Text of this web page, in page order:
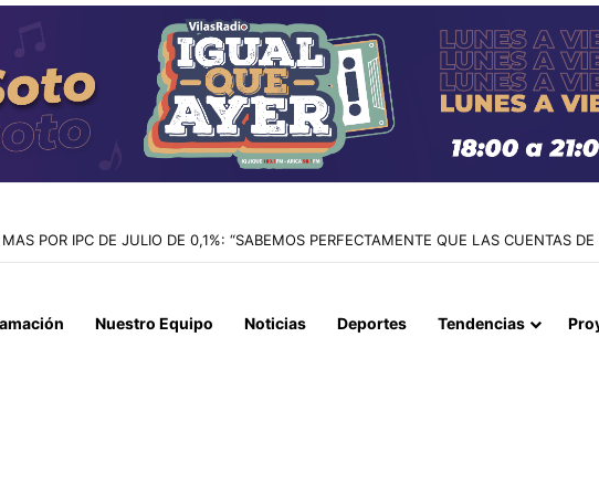
INOCENCIA DE CIUDADANA BOLIVIANA ACUSADA POR CONTRABANDO DE DINERO
Nuestro Equipo Noticias Deportes Tendencias